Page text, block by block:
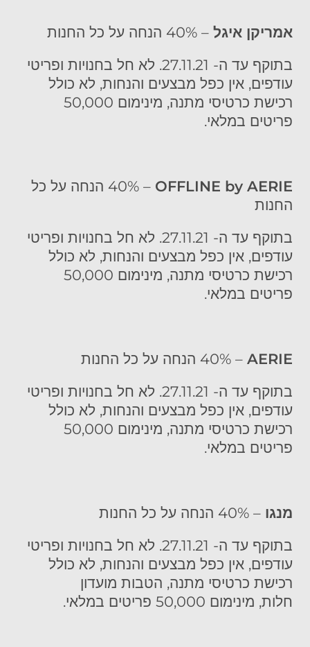
אמריקן איגל – 40% הנחה על כל החנות
בתוקף עד ה- 27.11.21. לא חל בחנויות ופריטי
עודפים, אין כפל מבצעים והנחות, לא כולל
רכישת כרטיסי מתנה, מינימום 50,000
פריטים במלאי.
OFFLINE by AERIE
– 40% הנחה על כל
החנות
בתוקף עד ה- 27.11.21. לא חל בחנויות ופריטי
עודפים, אין כפל מבצעים והנחות, לא כולל
רכישת כרטיסי מתנה, מינימום 50,000
פריטים במלאי.
AERIE – 40% הנחה על כל החנות
בתוקף עד ה- 27.11.21. לא חל בחנויות ופריטי
עודפים, אין כפל מבצעים והנחות, לא כולל
רכישת כרטיסי מתנה, מינימום 50,000
פריטים במלאי.
מנגו – 40% הנחה על כל החנות
בתוקף עד ה- 27.11.21. לא חל בחנויות ופריטי
עודפים, אין כפל מבצעים והנחות, לא כולל
רכישת כרטיסי מתנה, הטבות מועדון
חלות, מינימום 50,000 פריטים במלאי.